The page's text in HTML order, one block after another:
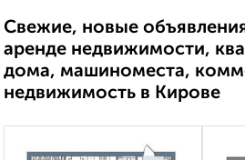
Свежие, новые
аренде недвижимости,
дома, машиноместа,
недвижимость в Кирове